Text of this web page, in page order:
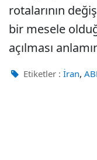
rotalarının
bir mesele
açılması
Etiketler : İran,